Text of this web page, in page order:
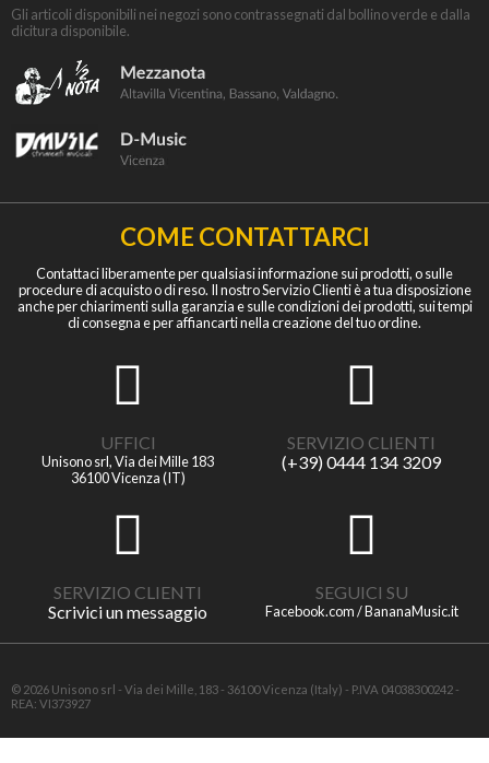
Gli articoli disponibili nei negozi sono contrassegnati dal bollino verde e dalla
dicitura disponibile.
COME CONTATTARCI
Contattaci liberamente per qualsiasi informazione sui prodotti, o sulle
procedure di acquisto o di reso. Il nostro Servizio Clienti è a tua disposizione
anche per chiarimenti sulla garanzia e sulle condizioni dei prodotti, sui tempi
di consegna e per affiancarti nella creazione del tuo ordine.
UFFICI
Unisono srl, Via dei Mille 183
36100 Vicenza (IT)
SERVIZIO CLIENTI
(+39) 0444 134 3209
SERVIZIO CLIENTI
Scrivici un messaggio
SEGUICI SU
Facebook.com / BananaMusic.it
© 2026 Unisono srl - Via dei Mille, 183 - 36100 Vicenza (Italy) - P.IVA 04038300242 -
REA: VI373927